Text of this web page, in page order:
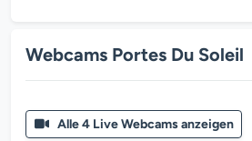
Webcams Portes Du Soleil
Alle 4 Live Webcams anzeigen